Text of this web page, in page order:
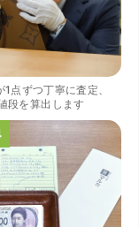
で質入れ金額を
た。
1点ずつ丁寧に査定、
段を算出します